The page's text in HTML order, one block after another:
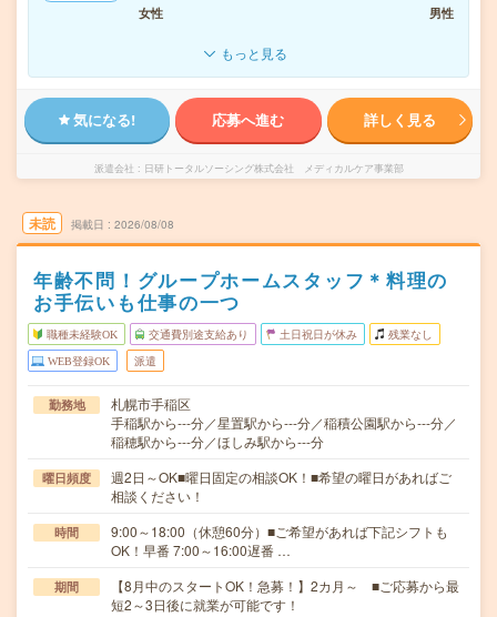
女性
男性
もっと見る
気になる! 応募へ進む 詳しく見る
派遣会社 日研トータルソーシング株式会社 メディカルケア事業部
未読 掲載日 2026/08/08
年齢不問！グループホームスタッフ＊料理の
お手伝いも仕事の一つ
職種未経験OK 交通費別途支給あり 土日祝日が休み 残業なし
WEB登録OK 派遣
勤務地
札幌市手稲区
手稲駅から---分／星置駅から---分／稲積公園駅から---分／
稲穂駅から---分／ほしみ駅から---分
曜日頻度
週2日～OK■曜日固定の相談OK！■希望の曜日があればご
相談ください！
時間
9:00～18:00（休憩60分）■ご希望があれば下記シフトも
OK！早番 7:00～16:00遅番 …
期間
【8月中のスタートOK！急募！】2カ月～ ■ご応募から最
短2～3日後に就業が可能です！